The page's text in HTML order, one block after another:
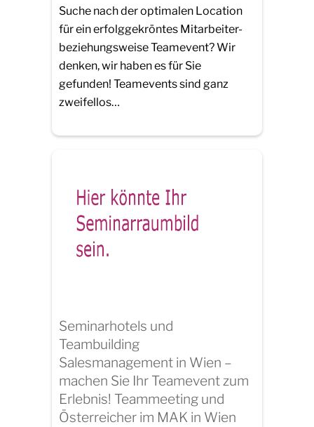
Suche nach der optimalen Location
für ein erfolggekröntes Mitarbeiter-
beziehungsweise Teamevent? Wir
denken, wir haben es für Sie
gefunden! Teamevents sind ganz
zweifellos…
Seminarhotels und
Teambuilding
Salesmanagement in Wien –
machen Sie Ihr Teamevent zum
Erlebnis! Teammeeting und
Österreicher im MAK in Wien